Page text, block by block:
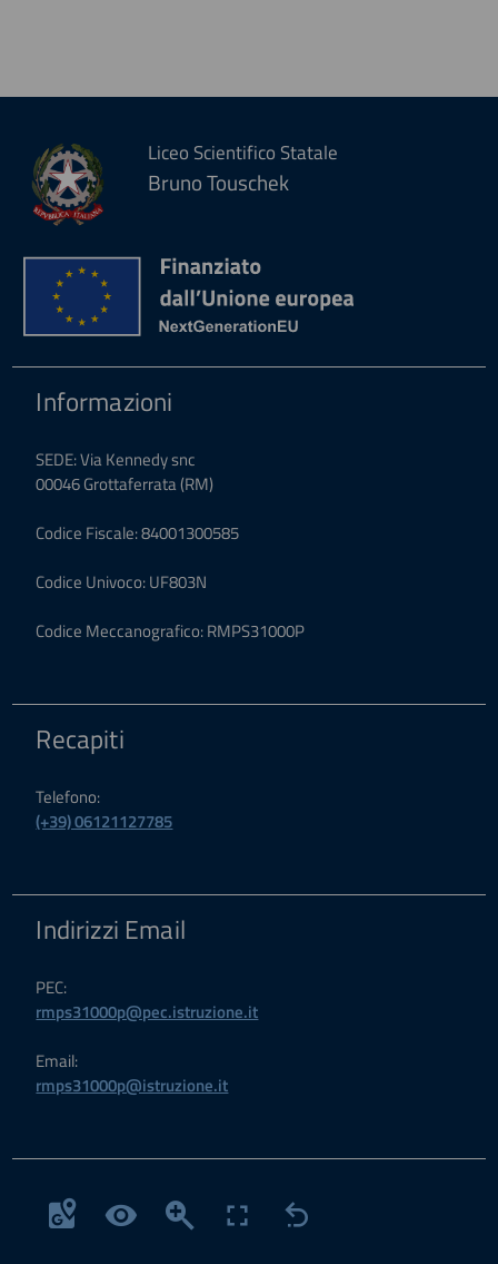
Liceo Scientifico Statale
Bruno Touschek
Informazioni
SEDE: Via Kennedy snc
00046 Grottaferrata (RM)
Codice Fiscale: 84001300585
Codice Univoco: UF803N
Codice Meccanografico: RMPS31000P
Recapiti
Telefono:
(+39) 06121127785
Indirizzi Email
PEC:
rmps31000p@pec.istruzione.it
Email:
rmps31000p@istruzione.it